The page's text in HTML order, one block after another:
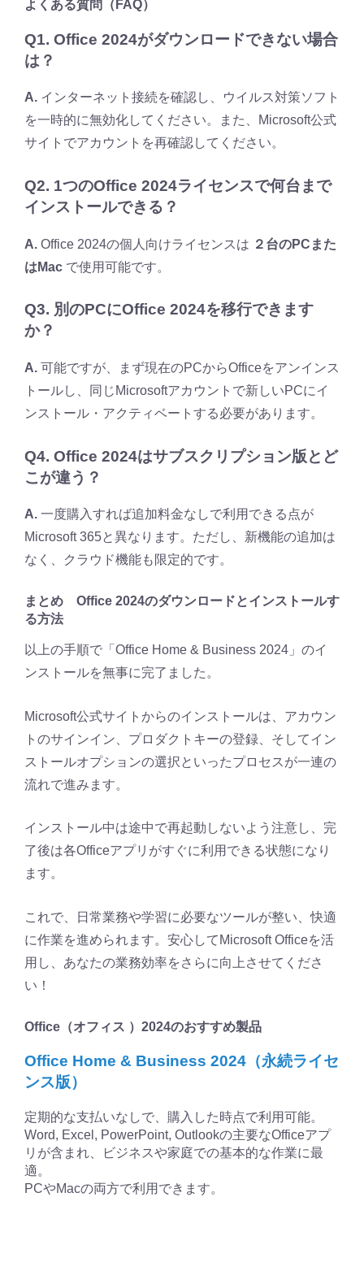
よくある質問（FAQ）
Q1. Office 2024がダウンロードできない場合
は？
A. インターネット接続を確認し、ウイルス対策ソフト
を一時的に無効化してください。また、Microsoft公式
サイトでアカウントを再確認してください。
Q2. 1つのOffice 2024ライセンスで何台まで
インストールできる？
A. Office 2024の個人向けライセンスは ２台のPCまた
はMac で使用可能です。
Q3. 別のPCにOffice 2024を移行できます
か？
A. 可能ですが、まず現在のPCからOfficeをアンインス
トールし、同じMicrosoftアカウントで新しいPCにイ
ンストール・アクティベートする必要があります。
Q4. Office 2024はサブスクリプション版とど
こが違う？
A. 一度購入すれば追加料金なしで利用できる点が
Microsoft 365と異なります。ただし、新機能の追加は
なく、クラウド機能も限定的です。
まとめ Office 2024のダウンロードとインストールす
る方法
以上の手順で「Office Home & Business 2024」のイ
ンストールを無事に完了ました。
Microsoft公式サイトからのインストールは、アカウン
トのサインイン、プロダクトキーの登録、そしてイン
ストールオプションの選択といったプロセスが一連の
流れで進みます。
インストール中は途中で再起動しないよう注意し、完
了後は各Officeアプリがすぐに利用できる状態になり
ます。
これで、日常業務や学習に必要なツールが整い、快適
に作業を進められます。安心してMicrosoft Officeを活
用し、あなたの業務効率をさらに向上させてくださ
い！
Office（オフィス ）2024のおすすめ製品
Office Home & Business 2024（永続ライセ
ンス版）
定期的な支払いなしで、購入した時点で利用可能。
Word, Excel, PowerPoint, Outlookの主要なOfficeアプ
リが含まれ、ビジネスや家庭での基本的な作業に最
適。
PCやMacの両方で利用できます。